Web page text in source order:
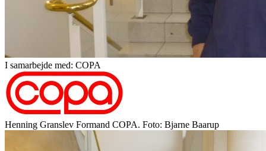
I samarbejde med: COPA
Henning Granslev Formand COPA. Foto: Bjarne Baarup